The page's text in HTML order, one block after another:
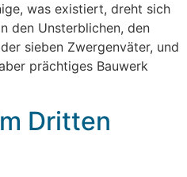
was existiert, dreht sich
den Unsterblichen, den
sieben Zwergenväter, und
prächtiges Bauwerk
Dritten